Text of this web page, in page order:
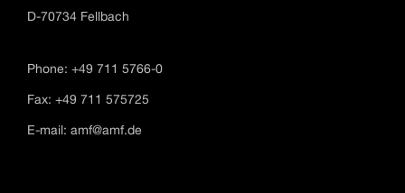
D-70734 Fellbach
Phone: +49 711 5766-0
Fax: +49 711 575725
E-mail: amf@amf.de